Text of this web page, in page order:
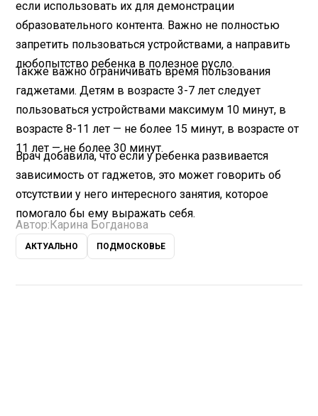
если использовать их для демонстрации
образовательного контента. Важно не полностью
запретить пользоваться устройствами, а направить
любопытство ребенка в полезное русло.
Также важно ограничивать время пользования
гаджетами. Детям в возрасте 3-7 лет следует
пользоваться устройствами максимум 10 минут, в
возрасте 8-11 лет — не более 15 минут, в возрасте от
11 лет — не более 30 минут.
Врач добавила, что если у ребенка развивается
зависимость от гаджетов, это может говорить об
отсутствии у него интересного занятия, которое
помогало бы ему выражать себя.
Автор: Карина Богданова
АКТУАЛЬНО ПОДМОСКОВЬЕ